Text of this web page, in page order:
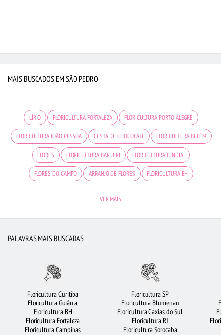
MAIS BUSCADOS EM SÃO PEDRO
LÍRIO FLORICULTURA FORTALEZA FLORICULTURA PORTO ALEGRE
FLORICULTURA JOÃO PESSOA CESTA DE CHOCOLATE FLORICULTURA BELÉM
FLORES FLORICULTURA BARUERI FLORICULTURA JUNDIAÍ
FLORES DO CAMPO ARRANJO DE FLORES FLORICULTURA BH
FLORES BRANCAS BUQUÊS DE FLORES
CESTA DE FRUTAS BUQUÊ DE ROSAS VERMELHAS
FLORICULTURA SP FLORICULTURA BRASÍLIA FLORICULTURA CAMPINAS
VER MAIS
PALAVRAS MAIS BUSCADAS
Floricultura Curitiba
Floricultura Goiânia
Floricultura BH
Floricultura Fortaleza
Floricultura Campinas
Floricultura SP
Floricultura Blumenau
Floricultura Caxias do Sul
Floricultura RJ
Floricultura Sorocaba